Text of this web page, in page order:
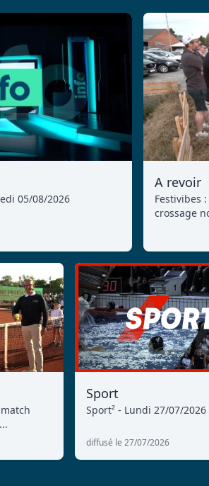
05/08/2026
A revoir
Festivibes
crossage
Sport
Sport² - Lundi 27/07/2026
diffusé le 27/07/2026